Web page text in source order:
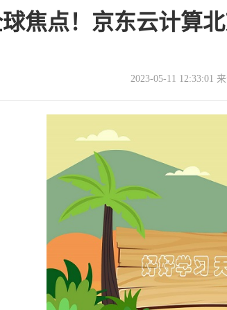
焦点！京东云计算
2023-05-11 12:33:01